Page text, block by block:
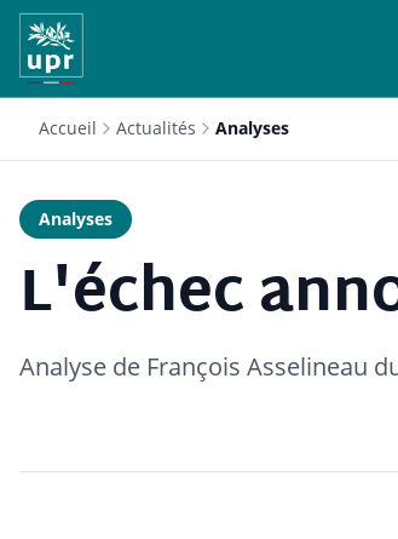
Accueil Actualités Analyses
Analyses
L'échec
Analyse de François Asselineau